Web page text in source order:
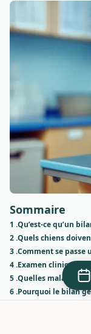
Sommaire
1 .Qu’est-ce qu’un
2 .Quels chiens
3 .Comment se
4 .Examen clinique
5 .Quelles maladies
6 .Pourquoi le bilan